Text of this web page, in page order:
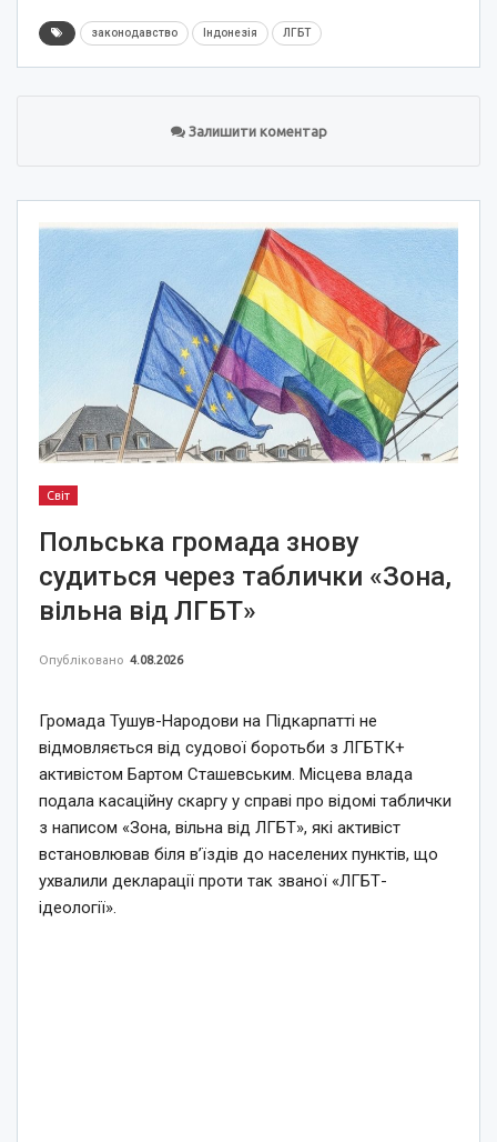
законодавство Індонезія ЛГБТ
Залишити коментар
Світ
Польська громада знову
судиться через таблички «Зона,
вільна від ЛГБТ»
Опубліковано 4.08.2026
Громада Тушув-Народови на Підкарпатті не
відмовляється від судової боротьби з ЛГБТК+
активістом Бартом Сташевським. Місцева влада
подала касаційну скаргу у справі про відомі таблички
з написом «Зона, вільна від ЛГБТ», які активіст
встановлював біля в’їздів до населених пунктів, що
ухвалили декларації проти так званої «ЛГБТ-
ідеології».